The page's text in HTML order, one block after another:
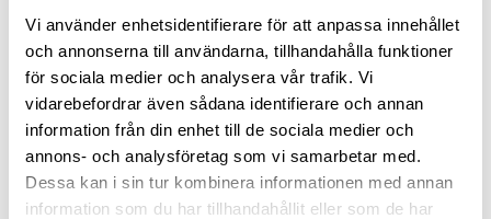
Vi använder enhetsidentifierare för att anpassa innehållet
och annonserna till användarna, tillhandahålla funktioner
för sociala medier och analysera vår trafik. Vi
vidarebefordrar även sådana identifierare och annan
information från din enhet till de sociala medier och
annons- och analysföretag som vi samarbetar med.
Dessa kan i sin tur kombinera informationen med annan
information som du har tillhandahållit eller som de har
Vetbed Ljusgrå -
Gula/blå tassar
119kr
Vetbed Kelly
tassar
119kr